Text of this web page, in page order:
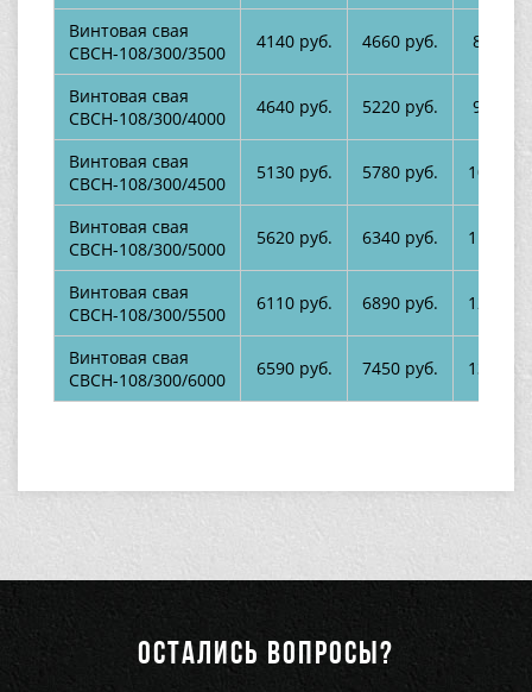
Винтовая свая
СВСН-108/300/3500
4140 руб. 4660 руб. 8210
Винтовая свая
СВСН-108/300/4000
4640 руб. 5220 руб. 9170
Винтовая свая
СВСН-108/300/4500
5130 руб. 5780 руб. 10140
Винтовая свая
СВСН-108/300/5000
5620 руб. 6340 руб. 11090
Винтовая свая
СВСН-108/300/5500
6110 руб. 6890 руб. 12050
Винтовая свая
СВСН-108/300/6000
6590 руб. 7450 руб. 13000
ОСТАЛИСЬ ВОПРОСЫ?